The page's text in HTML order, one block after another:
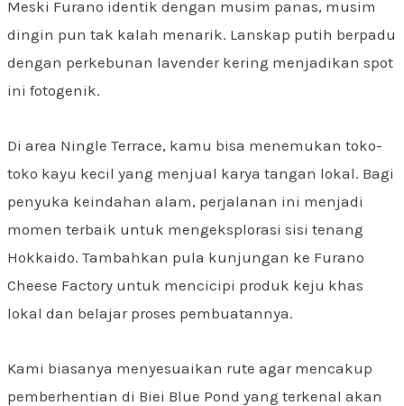
Meski Furano identik dengan musim panas, musim
dingin pun tak kalah menarik. Lanskap putih berpadu
dengan perkebunan lavender kering menjadikan spot
ini fotogenik.
Di area Ningle Terrace, kamu bisa menemukan toko-
toko kayu kecil yang menjual karya tangan lokal. Bagi
penyuka keindahan alam, perjalanan ini menjadi
momen terbaik untuk mengeksplorasi sisi tenang
Hokkaido. Tambahkan pula kunjungan ke Furano
Cheese Factory untuk mencicipi produk keju khas
lokal dan belajar proses pembuatannya.
Kami biasanya menyesuaikan rute agar mencakup
pemberhentian di Biei Blue Pond yang terkenal akan